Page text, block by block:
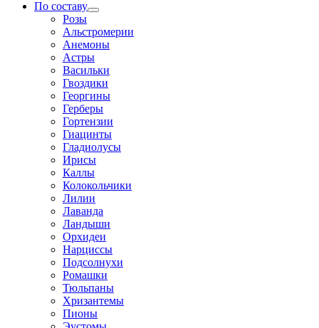
По составу
Розы
Альстромерии
Анемоны
Астры
Васильки
Гвоздики
Георгины
Герберы
Гортензии
Гиацинты
Гладиолусы
Ирисы
Каллы
Колокольчики
Лилии
Лаванда
Ландыши
Орхидеи
Нарциссы
Подсолнухи
Ромашки
Тюльпаны
Хризантемы
Пионы